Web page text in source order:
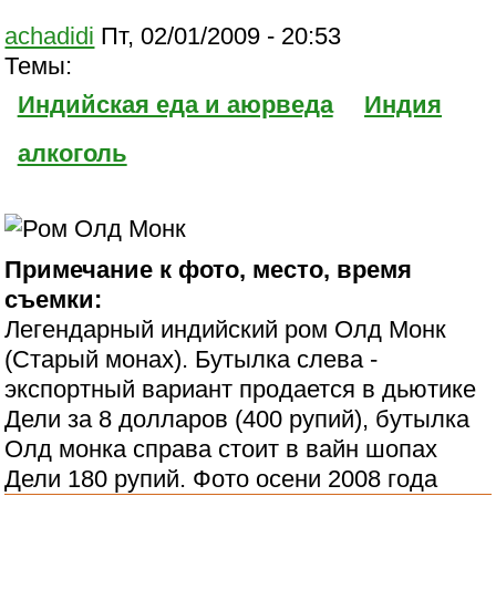
achadidi Пт, 02/01/2009 - 20:53
Темы:
Индийская еда и аюрведа
Индия
алкоголь
Примечание к фото, место, время
съемки:
Легендарный индийский ром Олд Монк
(Старый монах). Бутылка слева -
экспортный вариант продается в дьютике
Дели за 8 долларов (400 рупий), бутылка
Олд монка справа стоит в вайн шопах
Дели 180 рупий. Фото осени 2008 года